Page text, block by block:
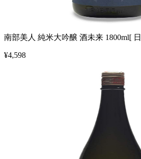
南部美人 純米大吟醸 酒未来 1800ml[
¥4,598